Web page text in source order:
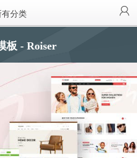
有分类
板 - Roiser